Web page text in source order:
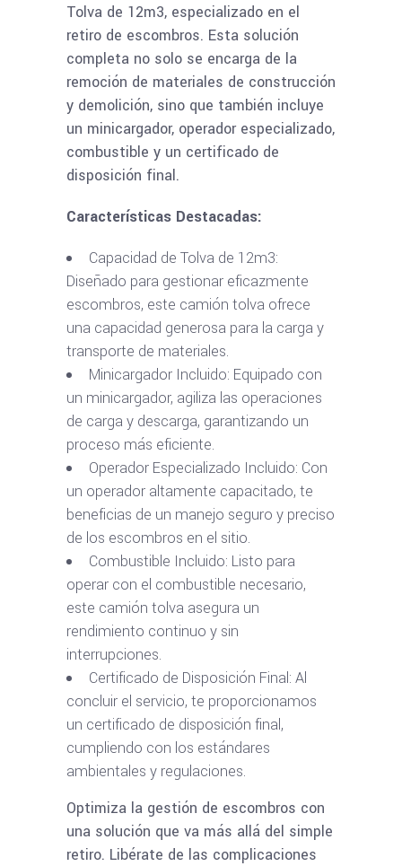
Tolva de 12m3, especializado en el
retiro de escombros. Esta solución
completa no solo se encarga de la
remoción de materiales de construcción
y demolición, sino que también incluye
un minicargador, operador especializado,
combustible y un certificado de
disposición final.
Características Destacadas:
Capacidad de Tolva de 12m3:
Diseñado para gestionar eficazmente
escombros, este camión tolva ofrece
una capacidad generosa para la carga y
transporte de materiales.
Minicargador Incluido: Equipado con
un minicargador, agiliza las operaciones
de carga y descarga, garantizando un
proceso más eficiente.
Operador Especializado Incluido: Con
un operador altamente capacitado, te
beneficias de un manejo seguro y preciso
de los escombros en el sitio.
Combustible Incluido: Listo para
operar con el combustible necesario,
este camión tolva asegura un
rendimiento continuo y sin
interrupciones.
Certificado de Disposición Final: Al
concluir el servicio, te proporcionamos
un certificado de disposición final,
cumpliendo con los estándares
ambientales y regulaciones.
Optimiza la gestión de escombros con
una solución que va más allá del simple
retiro. Libérate de las complicaciones